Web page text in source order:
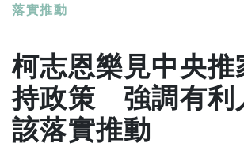
落實推動
柯志恩樂見中央推
持政策 強調有利
該落實推動